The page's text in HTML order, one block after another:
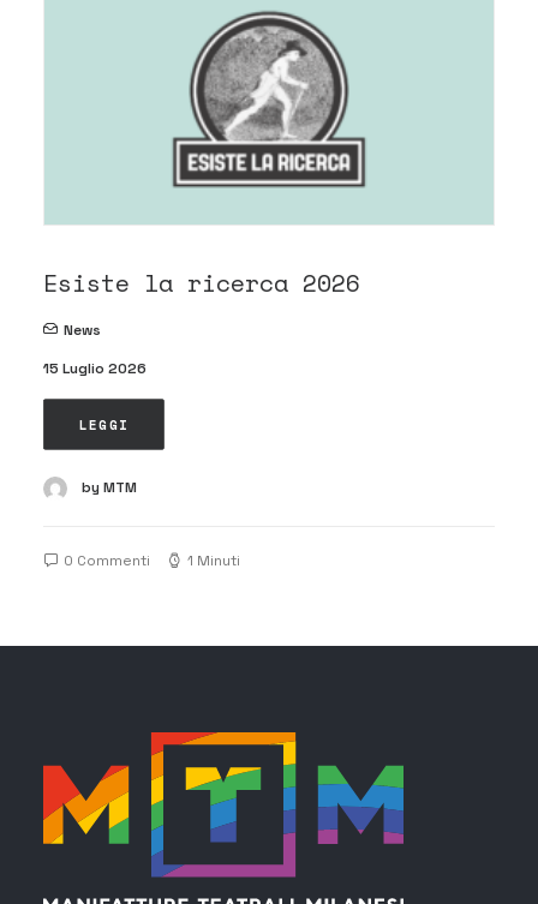
Esiste la ricerca 2026
News
15 Luglio 2026
LEGGI
by MTM
0 Commenti 1 Minuti